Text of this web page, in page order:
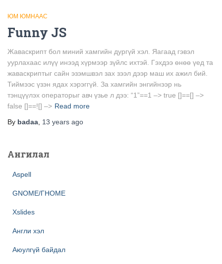
ЮМ ЮМНААС
Funny JS
Жаваскрипт бол миний хамгийн дургүй хэл. Яагаад гэвэл
уурлахаас илүү инээд хүрмээр зүйлс ихтэй. Гэхдээ өнөө үед та
жаваскриптыг сайн эзэмшвэл зах зээл дээр маш их ажил бий.
Тиймээс үзэн ядах хэрэггүй. За хамгийн энгийнээр нь
тэнцүүлэх операторыг авч үзье л дээ: “1”==1 –> true []==[] –>
false []==![] –> Read more
By badaa 13 years ago
Ангилал
Aspell
GNOME/ГНОМЕ
Xslides
Англи хэл
Аюулгүй байдал